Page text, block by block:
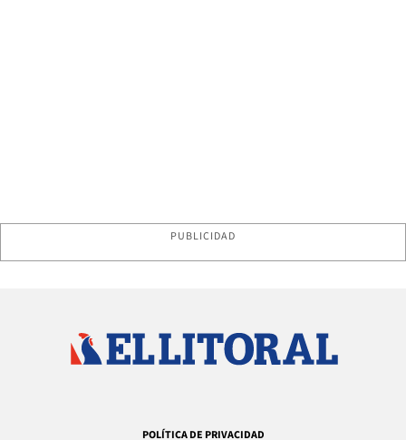
PUBLICIDAD
POLÍTICA DE PRIVACIDAD